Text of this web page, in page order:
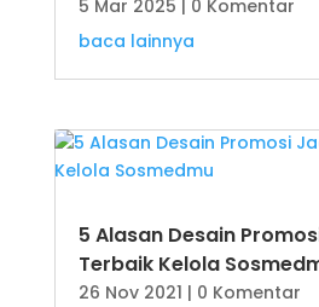
5 Mar 2025 | 0 Komentar
baca lainnya
5 Alasan Desain
Terbaik Kelola
26 Nov 2021 | 0 Komentar